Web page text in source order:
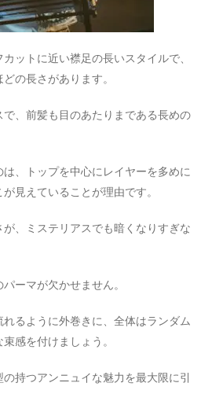
ットに近い襟足の長いスタイルで、
の長さがあります。
、前髪も目のあたりまである長めの
、トップを中心にレイヤーを多めに
見えていることが理由です。
、ミステリアスでも暗くなりすぎな
ーマが欠かせません。
るように外巻きに、全体はランダム
感を付けましょう。
持つアンニュイな魅力を最大限に引